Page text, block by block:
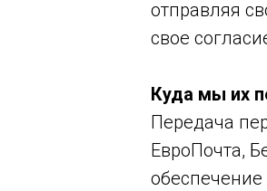
отправляя
свое
Куда мы их
Передача
ЕвроПочта,